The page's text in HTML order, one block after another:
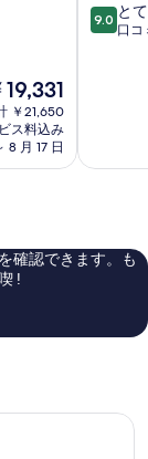
19,331
￥21,650
ス料込み
8 月 17 日
ロ
ッ
10
段
素
い、
口
9.0 と
口コ
確認できます。も
!